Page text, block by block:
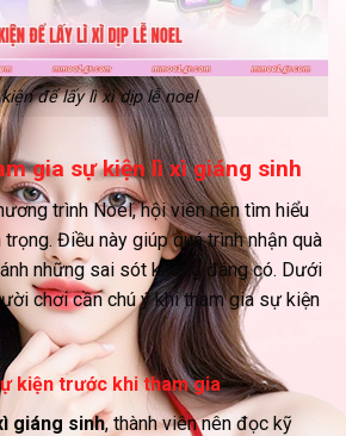
để lấy lì xì dịp lễ noel
gia sự kiện lì xì giáng sinh
trình Noel, hội viên nên tìm hiểu
Điều này giúp quá trình nhận quà
những sai sót không đáng có. Dưới
chơi cần chú ý khi tham gia sự kiện
kiện trước khi tham gia
xì giáng sinh, thành viên nên đọc kỹ